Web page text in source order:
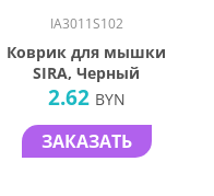
IA3011S102
Коврик для мышки
SIRA, Черный
2.62 BYN
ЗАКАЗАТЬ